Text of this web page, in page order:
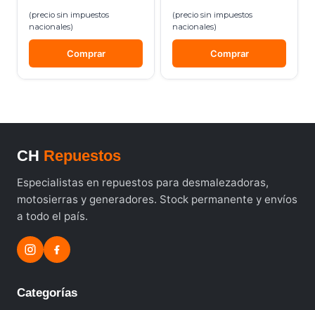
(precio sin impuestos
nacionales)
Comprar
(precio sin impuestos
nacionales)
Comprar
CH Repuestos
Especialistas en repuestos para desmalezadoras,
motosierras y generadores. Stock permanente y envíos
a todo el país.
Categorías